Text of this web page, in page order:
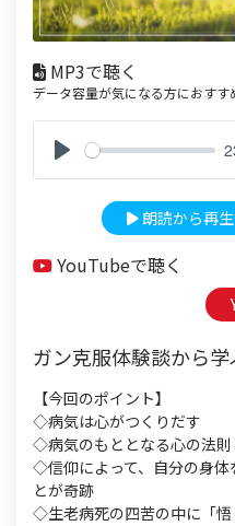
MP3で聴く
データ容量が気になる方におす
朗読から再
YouTubeで聴く
ガン克服体験談から学
【今回のポイント】
◇病気は心がつくりだす
◇病気のもととなる心の法則
◇信仰によって、自分の身体
とが奇跡
◇生老病死の四苦の中に「